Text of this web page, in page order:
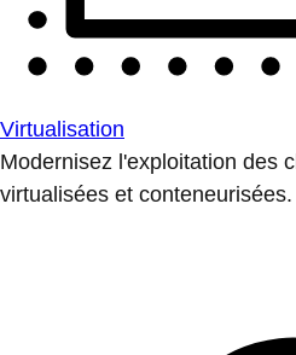
Virtualisation
Modernisez l'exploitation des
virtualisées et conteneurisées.